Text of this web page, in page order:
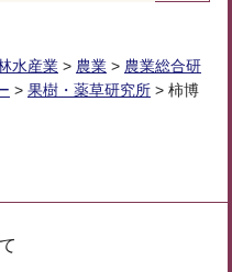
水産業 > 農業 > 農業総合研
> 果樹・薬草研究所 > 柿博